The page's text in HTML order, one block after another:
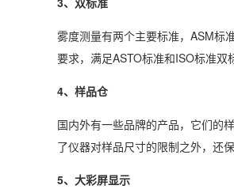
雾度测量有两个主要标准，ASM标
要求，满足ASTO标准和ISO标准双
4、样品仓
国内外有一些品牌的产品，它们的
了仪器对样品尺寸的限制之外，还
5、大彩屏显示